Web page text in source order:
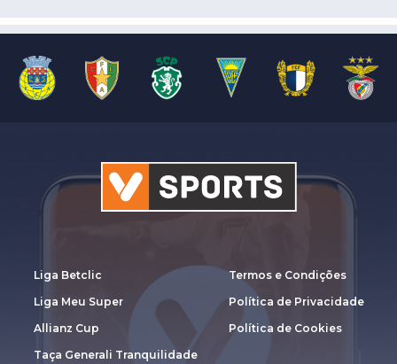
Liga Betclic
Liga Meu Super
Allianz Cup
Taça Generali Tranquilidade
Termos e Condições
Política de Privacidade
Política de Cookies